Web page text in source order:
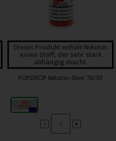
Dieses Produkt enhält Nikotin:
einen Stoff, der sehr stark
abhängig macht.
POPDROP Nikotin-Shot 70/30
20mg
0x
- +